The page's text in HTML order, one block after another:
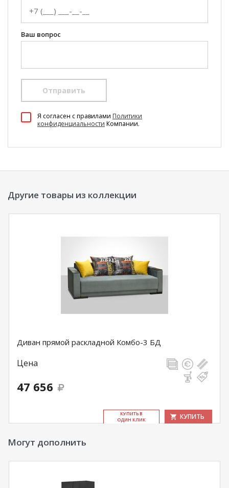
Ваш вопрос
Отправить
Я согласен c правилами Политики
конфиденциальности Компании.
Другие товары из коллекции
Диван прямой раскладной Комбо-3 БД
Цена
47 656
КУ­ПИТЬ В
ОДИН КЛИК
КУПИТЬ
Могут дополнить